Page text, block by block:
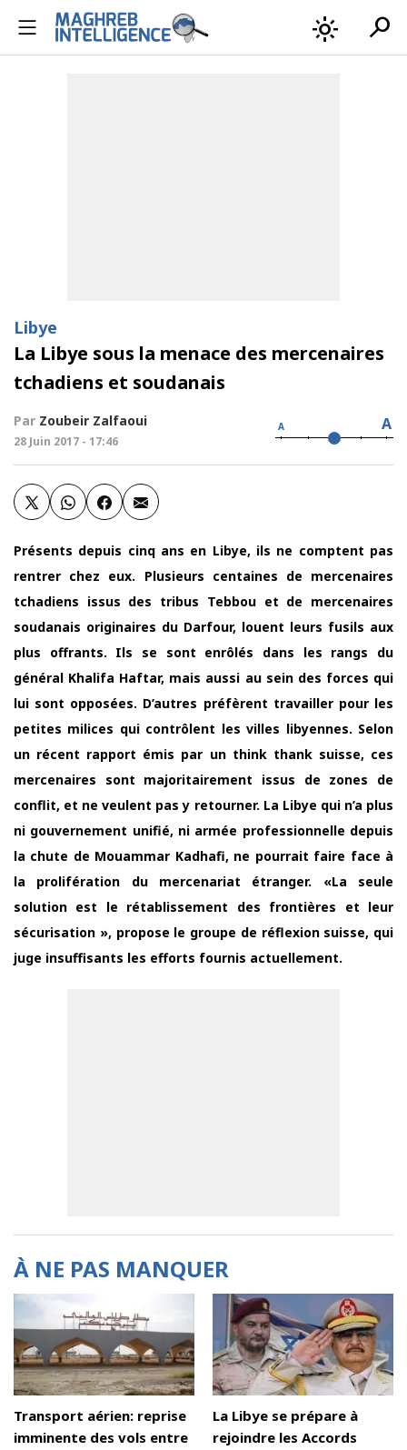
light_mode search
Libye
La Libye sous la menace des mercenaires
tchadiens et soudanais
Par Zoubeir Zalfaoui
28 Juin 2017 - 17:46
A A
Présents depuis cinq ans en Libye, ils ne comptent pas
rentrer chez eux. Plusieurs centaines de mercenaires
tchadiens issus des tribus Tebbou et de mercenaires
soudanais originaires du Darfour, louent leurs fusils aux
plus offrants. Ils se sont enrôlés dans les rangs du
général Khalifa Haftar, mais aussi au sein des forces qui
lui sont opposées. D’autres préfèrent travailler pour les
petites milices qui contrôlent les villes libyennes. Selon
un récent rapport émis par un think thank suisse, ces
mercenaires sont majoritairement issus de zones de
conflit, et ne veulent pas y retourner. La Libye qui n’a plus
ni gouvernement unifié, ni armée professionnelle depuis
la chute de Mouammar Kadhafi, ne pourrait faire face à
la prolifération du mercenariat étranger. «La seule
solution est le rétablissement des frontières et leur
sécurisation », propose le groupe de réflexion suisse, qui
juge insuffisants les efforts fournis actuellement.
À NE PAS MANQUER
Transport aérien: reprise
imminente des vols entre
La Libye se prépare à
rejoindre les Accords